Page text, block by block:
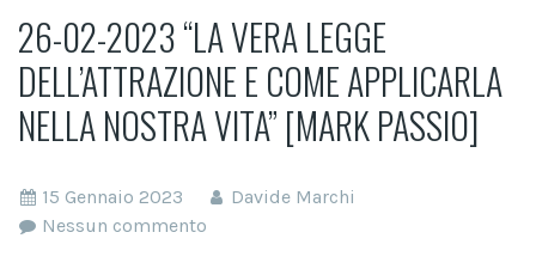
26-02-2023 “LA VERA LEGGE
DELL’ATTRAZIONE E COME APPLICARLA
NELLA NOSTRA VITA” [MARK PASSIO]
15 Gennaio 2023
Davide Marchi
Nessun commento